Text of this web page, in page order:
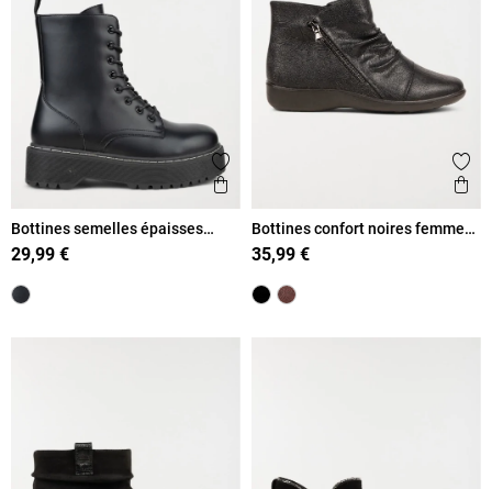
Ajouter aux favoris
Aperçu rapide
Bottines semelles épaisses
femme (36-41)
29,99 €
Bottines confort noires femme
(37-42)
35,99 €